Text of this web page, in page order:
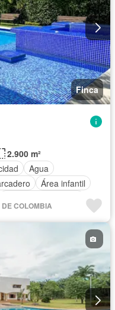
Finca
2.900 m²
Agua
Área infantil
integral
privada
Wifi
Solo familias
COLOMBIA